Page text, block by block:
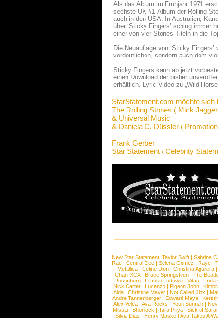
Als das Album im Frühjahr 1971
sechste UK #1-Album der Rolling
auch in den USA. In Australien,
über ‘Sticky Fingers’ schlug immer
einer von vier Stones-Titeln in die
Die Neuauflage von ‘Sticky
verdeutlichen, sondern auch dem
Sticky Fingers kann ab jetzt
einen Download der bisher
erhältlich. Lyric Video zu „Wild
StarStatement.com möchte sich
The Rolling Stones ( Mick
& Universal Music
& Daniela C. Düssler (
Frank Gerber
Star Statement / Celebrity
New Star Statement: Taylor Swift | Sabrina
Rae |Central Cee |Selena Gomez |Raye |
| Metallica | Celine Dion | Christina Aguilera |
Charli XCX |Bruce Springsteen |The
Rosenberg | Frauke Ludowig | Vitas | Frida
Nick Carter | Lucenzo | Pigeon John |
Aida |Christine Mayer |Not Called Jinx |
Andre Tannenberger | Edward Maya |
Alex Velea | Ava Rocks | Youn Sunnah |
MissLi | Shonlock | Tara Priya | Sick of
Silvia Dias |Henry Maske |Ava Takes A